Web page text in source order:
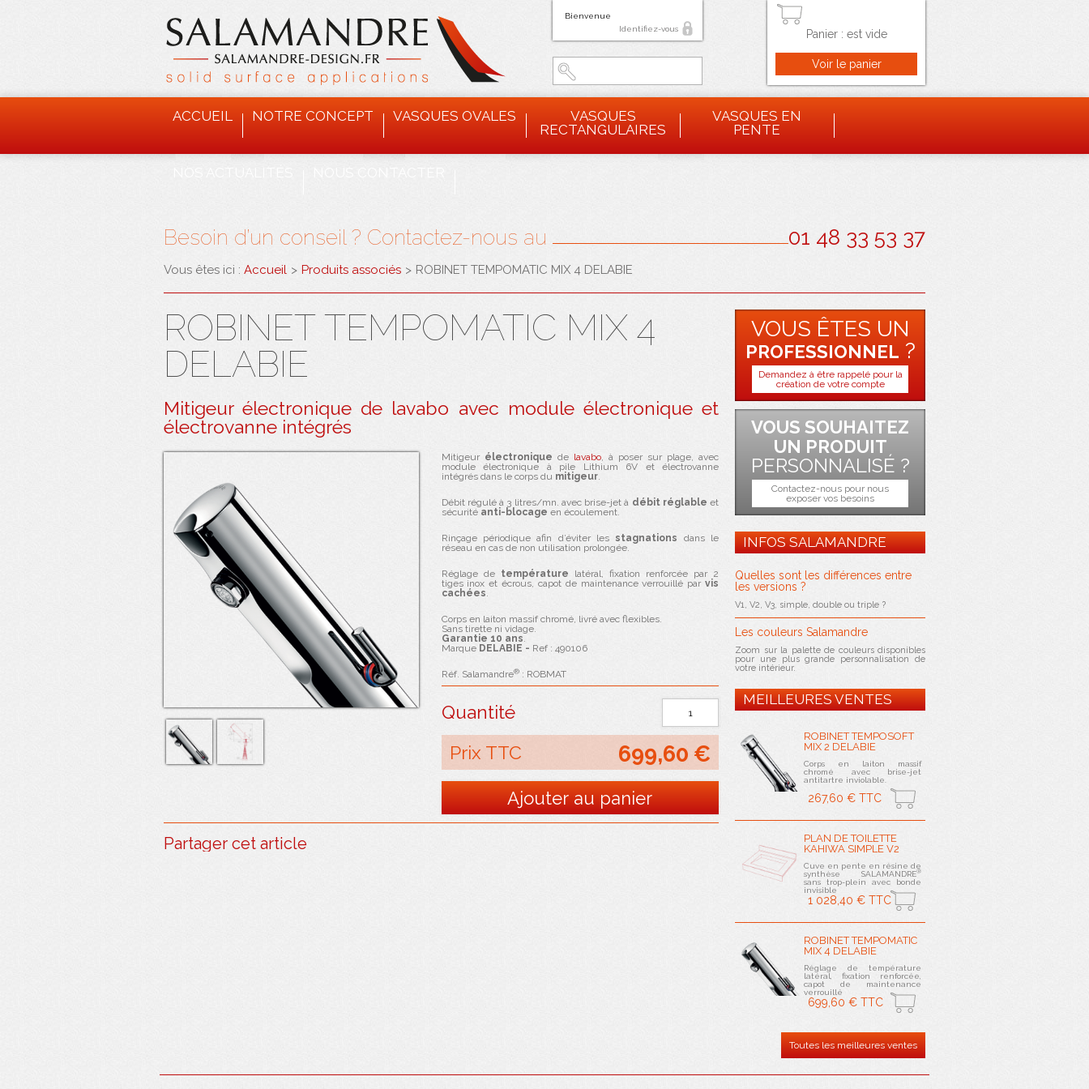
Panier : est vide
Bienvenue
Identifiez-vous
ACCUEIL NOTRE CONCEPT VASQUES OVALES
VASQUES
RECTANGULAIRES
VASQUES EN
PENTE
Besoin d’un conseil ? Contactez-nous au 01 48 33 53 37
Vous êtes ici : Accueil > Produits associés > ROBINET TEMPOMATIC MIX 4 DELABIE
ROBINET TEMPOMATIC MIX 4
DELABIE
Mitigeur électronique de lavabo avec module électronique et
électrovanne intégrés
Mitigeur électronique de lavabo, à poser sur plage, avec
module électronique à pile Lithium 6V et électrovanne
intégrés dans le corps du mitigeur.
Débit régulé à 3 litres/mn. avec brise-jet à débit réglable et
sécurité anti-blocage en écoulement.
Rinçage périodique afin d’éviter les stagnations dans le
réseau en cas de non utilisation prolongée.
Réglage de température latéral, fixation renforcée par 2
tiges inox et écrous, capot de maintenance verrouillé par vis
cachées.
Corps en laiton massif chromé, livré avec flexibles.
Sans tirette ni vidage.
Garantie 10 ans.
Marque DELABIE - Ref : 490106
Réf. Salamandre®: ROBMAT
Quantité
Prix TTC
699,60 €
Partager cet article
VOUS ÊTES UN
PROFESSIONNEL ?
Demandez à être rappelé pour la
création de votre compte
VOUS SOUHAITEZ
UN PRODUIT
PERSONNALISÉ ?
Contactez-nous pour nous
exposer vos besoins
INFOS SALAMANDRE
Quelles sont les différences entre
les versions ?
V1, V2, V3, simple, double ou triple ?
Les couleurs Salamandre
Zoom sur la palette de couleurs disponibles
pour une plus grande personnalisation de
votre intérieur.
MEILLEURES VENTES
ROBINET TEMPOSOFT
MIX 2 DELABIE
Corps en laiton massif
chromé avec brise-jet
antitartre inviolable.
267,60 € TTC
PLAN DE TOILETTE
KAHIWA SIMPLE V2
Cuve en pente en résine de
synthèse SALAMANDRE®
sans trop-plein avec bonde
invisible
1 028,40 € TTC
ROBINET TEMPOMATIC
MIX 4 DELABIE
Réglage de température
latéral, fixation renforcée,
capot de maintenance
verrouillé
699,60 € TTC
Toutes les meilleures ventes